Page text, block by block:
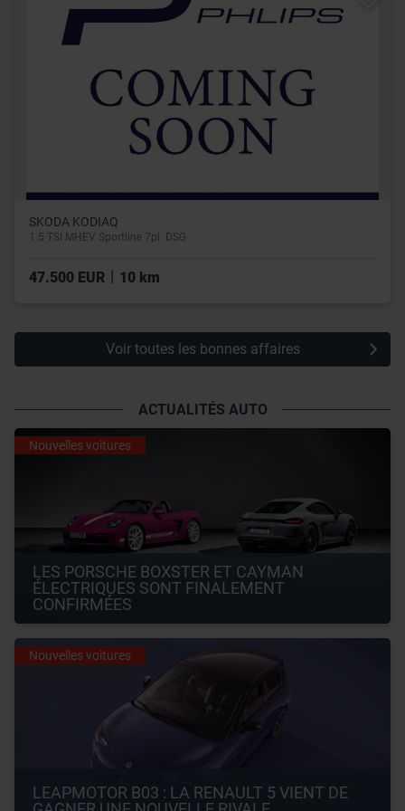
utilisation de leurs services.
SKODA KODIAQ
1.5 TSI MHEV Sportline 7pl. DSG
47.500 EUR 10 km
Voir toutes les bonnes affaires
ACTUALITÉS AUTO
Nouvelles voitures
LES PORSCHE BOXSTER ET CAYMAN
ÉLECTRIQUES SONT FINALEMENT
CONFIRMÉES
Nouvelles voitures
LEAPMOTOR B03 : LA RENAULT 5 VIENT DE